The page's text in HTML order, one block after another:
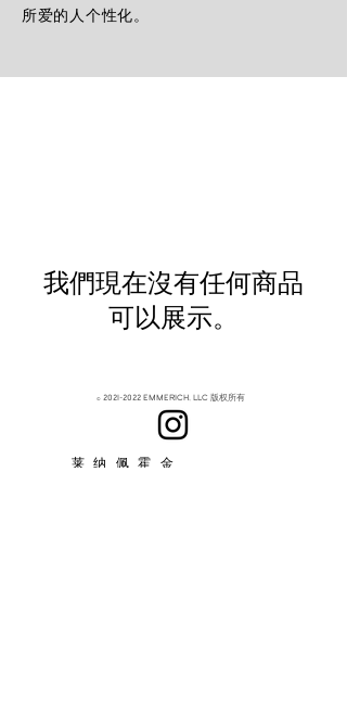
所爱的人个性化。
我們現在沒有任何商品
可以展示。
© 2021-2022 EMMERICH, LLC 版权所有
莱纳佩霍金